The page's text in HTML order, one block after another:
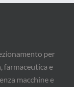
per
farmaceutica e
macchine e